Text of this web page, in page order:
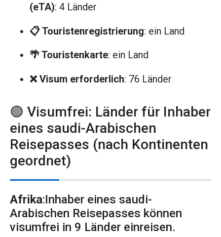
(eTA): 4 Länder
📋 Touristenregistrierung: ein Land
🌴 Touristenkarte: ein Land
❌ Visum erforderlich: 76 Länder
🟢 Visumfrei: Länder für Inhaber
eines saudi-Arabischen
Reisepasses (nach Kontinenten
geordnet)
Afrika:Inhaber eines saudi-
Arabischen Reisepasses können
visumfrei in 9 Länder einreisen.